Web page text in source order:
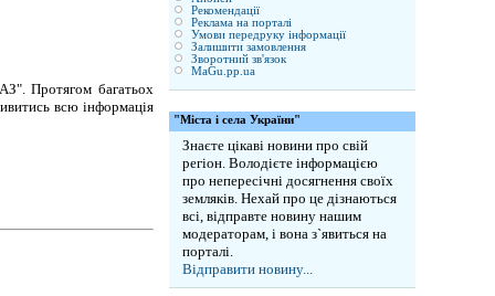
Протягом багатьох
всю інформація
Рекомендації
Реклама на порталі
Умови передруку інформації
Залишити замовлення
Зворотний зв'язок
MaGu.pp.ua
"Міста і села України"
Знаєте цікаві новини про свій
регіон. Володієте інформацією
про непересічні досягнення своїх
земляків. Нехай про це дізнаються
всі, відправте новину нашим
модераторам, і вона з`явиться на
порталі.
Відправити новину...